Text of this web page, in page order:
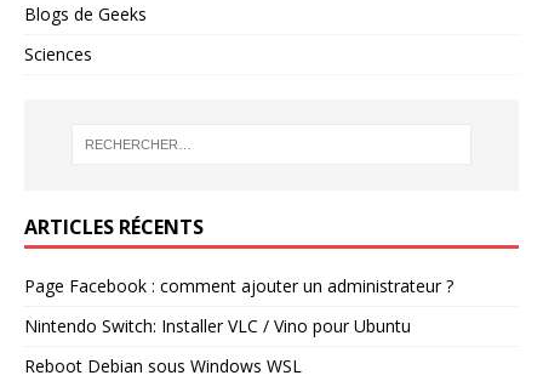
Blogs de Geeks
Sciences
ARTICLES RÉCENTS
Page Facebook : comment ajouter un administrateur ?
Nintendo Switch: Installer VLC / Vino pour Ubuntu
Reboot Debian sous Windows WSL